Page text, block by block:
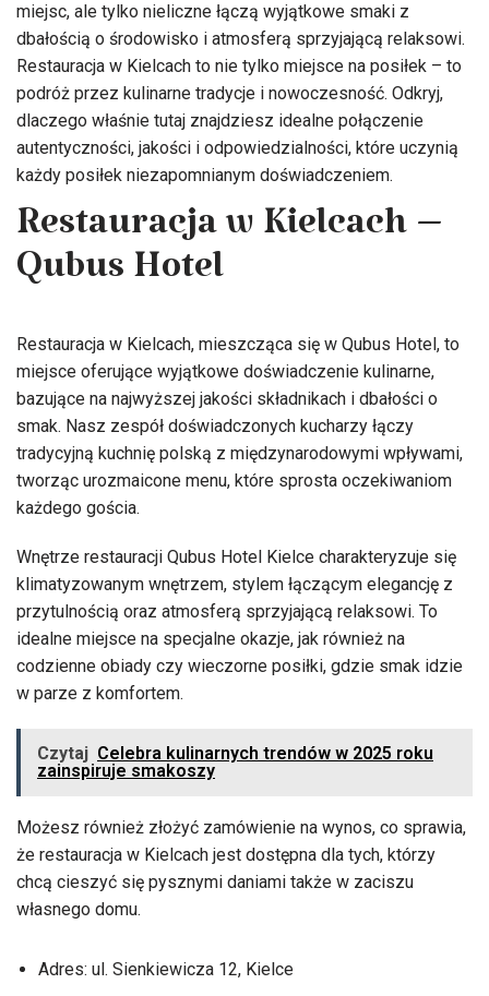
miejsc, ale tylko nieliczne łączą wyjątkowe smaki z
dbałością o środowisko i atmosferą sprzyjającą relaksowi.
Restauracja w Kielcach to nie tylko miejsce na posiłek – to
podróż przez kulinarne tradycje i nowoczesność. Odkryj,
dlaczego właśnie tutaj znajdziesz idealne połączenie
autentyczności, jakości i odpowiedzialności, które uczynią
każdy posiłek niezapomnianym doświadczeniem.
Restauracja w Kielcach –
Qubus Hotel
Restauracja w Kielcach, mieszcząca się w Qubus Hotel, to
miejsce oferujące wyjątkowe doświadczenie kulinarne,
bazujące na najwyższej jakości składnikach i dbałości o
smak. Nasz zespół doświadczonych kucharzy łączy
tradycyjną kuchnię polską z międzynarodowymi wpływami,
tworząc urozmaicone menu, które sprosta oczekiwaniom
każdego gościa.
Wnętrze restauracji Qubus Hotel Kielce charakteryzuje się
klimatyzowanym wnętrzem, stylem łączącym elegancję z
przytulnością oraz atmosferą sprzyjającą relaksowi. To
idealne miejsce na specjalne okazje, jak również na
codzienne obiady czy wieczorne posiłki, gdzie smak idzie
w parze z komfortem.
Czytaj Celebra kulinarnych trendów w 2025 roku
zainspiruje smakoszy
Możesz również złożyć zamówienie na wynos, co sprawia,
że restauracja w Kielcach jest dostępna dla tych, którzy
chcą cieszyć się pysznymi daniami także w zaciszu
własnego domu.
Adres: ul. Sienkiewicza 12, Kielce